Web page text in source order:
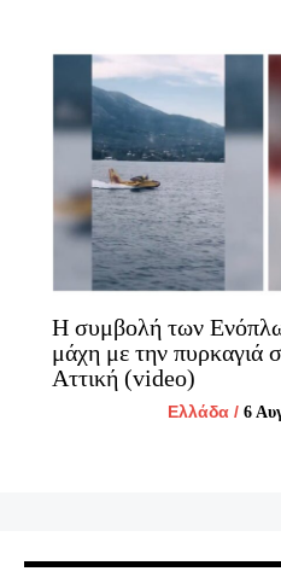
Η συμβολή των
μάχη με την πυρκαγιά
Αττική (video)
Ελλάδα/ 6